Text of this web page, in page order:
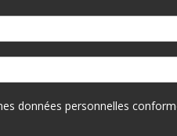
données personnelles